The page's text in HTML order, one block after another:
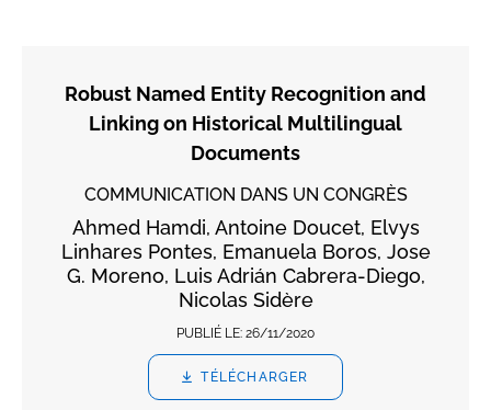
Robust Named Entity Recognition and
Linking on Historical Multilingual
Documents
COMMUNICATION DANS UN CONGRÈS
Ahmed Hamdi, Antoine Doucet, Elvys
Linhares Pontes, Emanuela Boros, Jose
G. Moreno, Luis Adrián Cabrera-Diego,
Nicolas Sidère
PUBLIÉ LE: 26/11/2020
TÉLÉCHARGER